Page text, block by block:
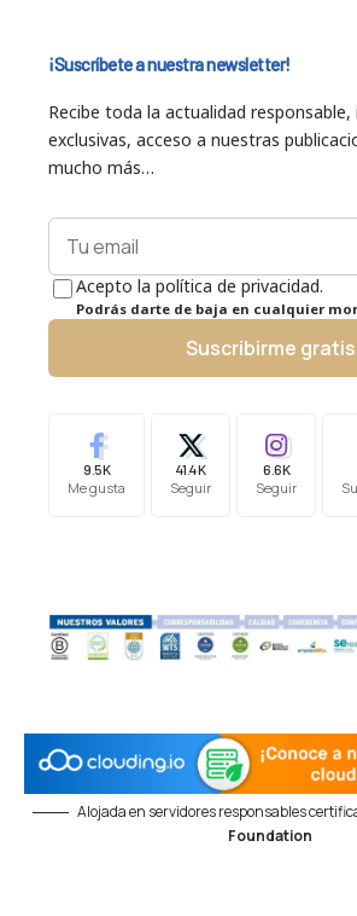
¡Suscríbete a nuestra newsletter!
Recibe toda la actualidad responsable,
exclusivas, acceso a nuestras
mucho más…
Acepto la política de privacidad.
Podrás darte de baja en cualquier
Suscribirme gratis
9.5K
Me gusta
41.4K
Seguir
6.6K
Seguir
Alojada en servidores responsables
Foundation